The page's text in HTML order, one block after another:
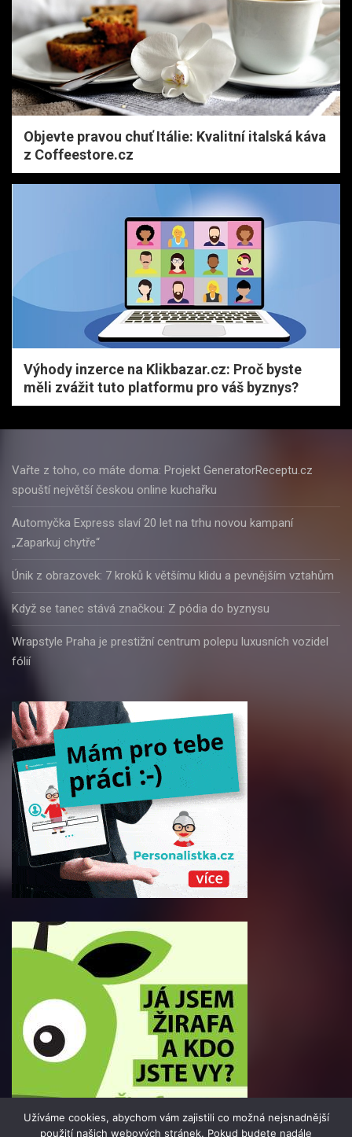
Objevte pravou chuť Itálie: Kvalitní italská káva
z Coffeestore.cz
Výhody inzerce na Klikbazar.cz: Proč byste
měli zvážit tuto platformu pro váš byznys?
Vařte z toho, co máte doma: Projekt GeneratorReceptu.cz
spouští největší českou online kuchařku
Automyčka Express slaví 20 let na trhu novou kampaní
„Zaparkuj chytře“
Únik z obrazovek: 7 kroků k většímu klidu a pevnějším vztahům
Když se tanec stává značkou: Z pódia do byznysu
Wrapstyle Praha je prestižní centrum polepu luxusních vozidel
fólií
Užíváme cookies, abychom vám zajistili co možná nejsnadnější
použití našich webových stránek. Pokud budete nadále